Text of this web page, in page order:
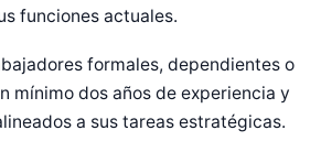
funciones actuales.
formales, dependientes o
mínimo dos años de experiencia y
a sus tareas estratégicas.